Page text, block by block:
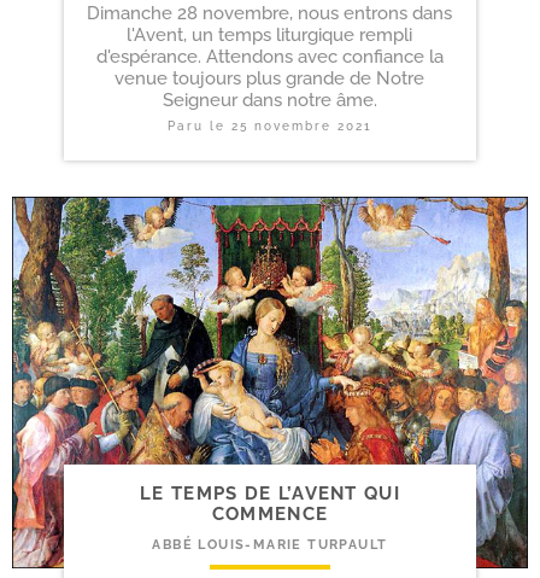
Dimanche 28 novembre, nous entrons dans
l'Avent, un temps liturgique rempli
d'espérance. Attendons avec confiance la
venue toujours plus grande de Notre
Seigneur dans notre âme.
Paru le 25 novembre 2021
LE TEMPS DE L’AVENT QUI
COMMENCE
ABBÉ LOUIS-MARIE TURPAULT